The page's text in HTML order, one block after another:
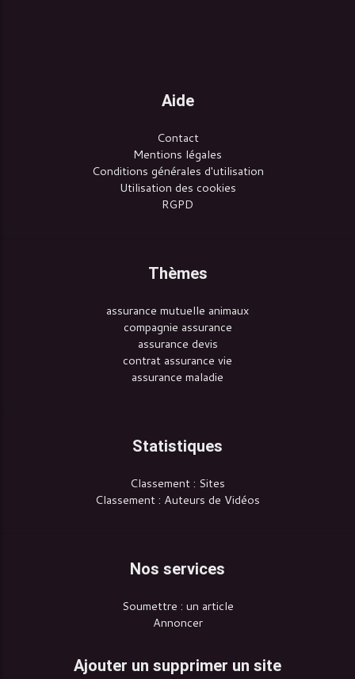
Aide
Contact
Mentions légales
Conditions générales d'utilisation
Utilisation des cookies
RGPD
Thèmes
assurance mutuelle animaux
compagnie assurance
assurance devis
contrat assurance vie
assurance maladie
Statistiques
Classement : Sites
Classement : Auteurs de Vidéos
Nos services
Soumettre : un article
Annoncer
Ajouter un supprimer un site